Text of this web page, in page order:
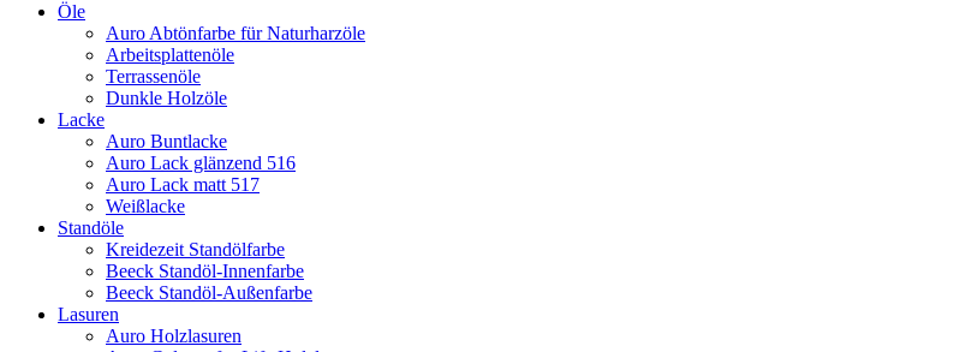
Öle
Auro Abtönfarbe für Naturharzöle
Arbeitsplattenöle
Terrassenöle
Dunkle Holzöle
Lacke
Auro Buntlacke
Auro Lack glänzend 516
Auro Lack matt 517
Weißlacke
Standöle
Kreidezeit Standölfarbe
Beeck Standöl-Innenfarbe
Beeck Standöl-Außenfarbe
Lasuren
Auro Holzlasuren